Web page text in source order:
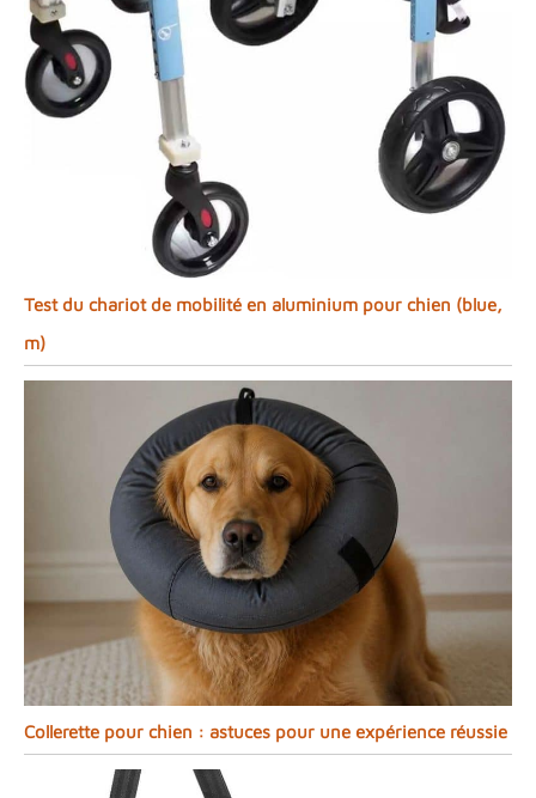
Test du chariot de mobilité en aluminium pour chien (blue,
m)
Collerette pour chien : astuces pour une expérience réussie